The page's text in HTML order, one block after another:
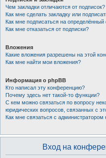
Чем закладки отличаются от подписок?
Как мне сделать закладку или
Как мне подписаться на
Как мне отказаться от подписки?
Вложения
Какие вложения разрешены на этой
Как мне найти мои вложения?
Информация о phpBB
Кто написал эту конференцию?
Почему здесь нет такой-то функции?
С кем можно связаться по вопросу
юридических вопросов, связанных с
Как мне связаться с администратором
Вход на